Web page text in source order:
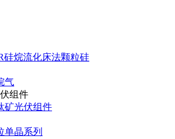
硅烷流化床法颗粒硅
气
组件
矿光伏组件
单晶系列